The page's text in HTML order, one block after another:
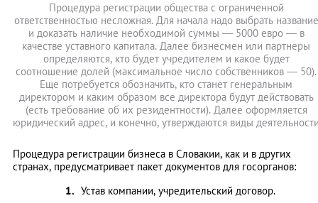
Процедура регистрации общества с ограниченной
ответственностью несложная. Для начала надо выбрать название
и доказать наличие необходимой суммы ― 5000 евро ― в
качестве уставного капитала. Далее бизнесмен или партнеры
определяются, кто будет учредителем и какое будет
соотношение долей (максимальное число собственников ― 50).
Еще потребуется обозначить, кто станет генеральным
директором и каким образом все директора будут действовать
(есть требование об их резидентности). Далее оформляется
юридический адрес, и конечно, утверждаются виды
Процедура регистрации бизнеса в Словакии, как и в других
странах, предусматривает пакет документов для госорганов:
Устав компании, учредительский договор.